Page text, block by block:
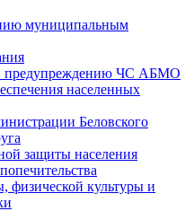
муниципальным
предупреждению ЧС АБМО
населенных
Беловского
защиты населения
физической культуры и